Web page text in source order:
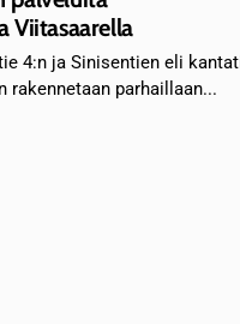
Viitasaarella
4:n ja Sinisentien eli
rakennetaan parhaillaan...